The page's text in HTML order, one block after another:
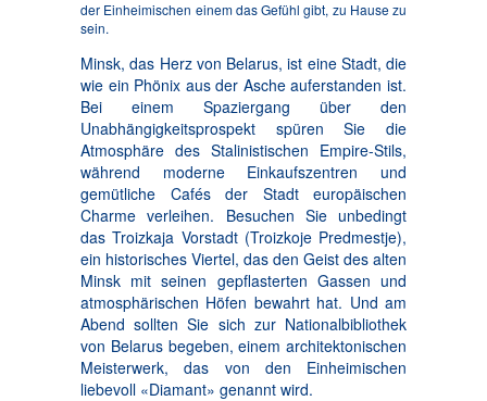
der Einheimischen einem das Gefühl gibt, zu Hause zu
sein.
Minsk, das Herz von Belarus, ist eine Stadt, die
wie ein Phönix aus der Asche auferstanden ist.
Bei einem Spaziergang über den
Unabhängigkeitsprospekt spüren Sie die
Atmosphäre des Stalinistischen Empire-Stils,
während moderne Einkaufszentren und
gemütliche Cafés der Stadt europäischen
Charme verleihen. Besuchen Sie unbedingt
das Troizkaja Vorstadt (Troizkoje Predmestje),
ein historisches Viertel, das den Geist des alten
Minsk mit seinen gepflasterten Gassen und
atmosphärischen Höfen bewahrt hat. Und am
Abend sollten Sie sich zur Nationalbibliothek
von Belarus begeben, einem architektonischen
Meisterwerk, das von den Einheimischen
liebevoll «Diamant» genannt wird.